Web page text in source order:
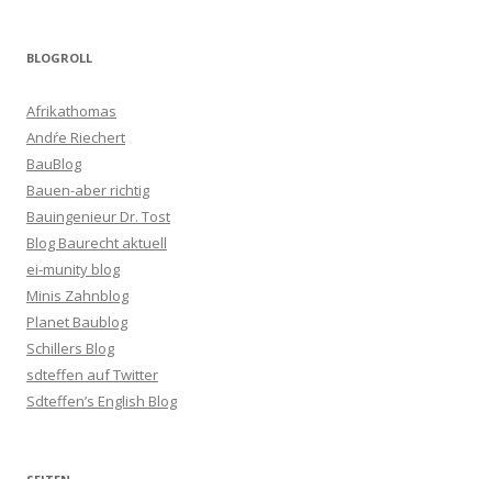
BLOGROLL
Afrikathomas
Andŕe Riechert
BauBlog
Bauen-aber richtig
Bauingenieur Dr. Tost
Blog Baurecht aktuell
ei-munity blog
Minis Zahnblog
Planet Baublog
Schillers Blog
sdteffen auf Twitter
Sdteffen’s English Blog